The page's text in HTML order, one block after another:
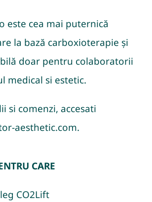
este cea mai puternică
la bază carboxioterapie și
doar pentru colaboratorii
medical si estetic.
si comenzi, accesati
aesthetic.com.
CARE
CO2Lift